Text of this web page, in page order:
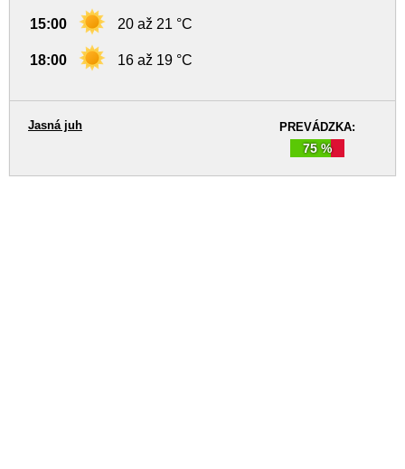
15:00 20 až 21 °C
18:00 16 až 19 °C
PREVÁDZKA:
75 %
Jasná juh